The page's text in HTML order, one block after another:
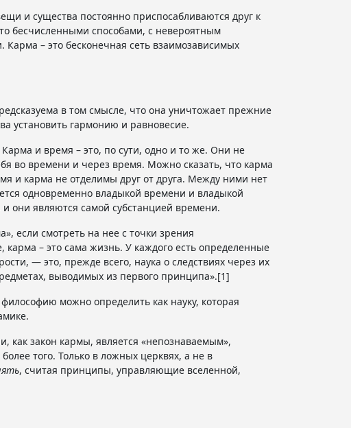
и существа постоянно приспосабливаются друг к
бесчисленными способами, с невероятным
– это бесконечная сеть взаимозависимых
в том смысле, что она уничтожает прежние
установить гармонию и равновесие.
и время – это, по сути, одно и то же. Они не
во времени и через время. Можно сказать, что карма
и карма не отделимы друг от друга. Между ними нет
одновременно владыкой времени и владыкой
они являются самой субстанцией времени.
если смотреть на нее с точки зрения
– это сама жизнь. У каждого есть определенные
— это, прежде всего, наука о следствиях через их
выводимых из первого принципа».[1]
можно определить как науку, которая
как закон кармы, является «непознаваемым»,
того. Только в ложных церквях, а не в
, считая принципы, управляющие вселенной,